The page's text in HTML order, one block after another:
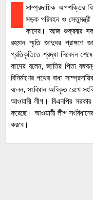
সাম্প্রদায়িক অপশক্তির
সড়ক পরিবহন ও
কাদের। আজ শুক্রবার
রহমান স্মৃতি জাদুঘর প্রাঙ্গণে
প্রতিকৃতিতে শ্রদ্ধা নিবেদন
কাদের বলেন, জাতির পিতা
বিনির্মাণের পথের বাধা
বলেন, সংবিধান অবিকৃত রেখে
আওয়ামী লীগ। বিএনপির
করেছে। আওয়ামী লীগ
করবে।